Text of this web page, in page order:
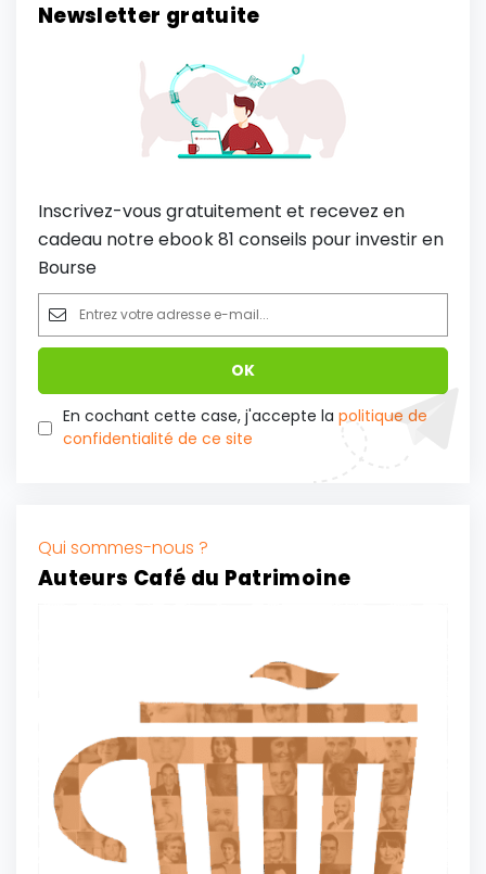
Newsletter gratuite
Inscrivez-vous gratuitement et recevez en
cadeau notre ebook 81 conseils pour investir en
Bourse
En cochant cette case, j'accepte la politique de
confidentialité de ce site
Qui sommes-nous ?
Auteurs Café du Patrimoine